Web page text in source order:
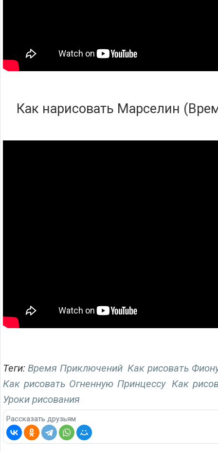
Как нарисовать Марселин
Теги: Время Приключений Как рисовать
Как рисовать Огненную Принцессу Как
Уроки рисования
Рассказать друзьям